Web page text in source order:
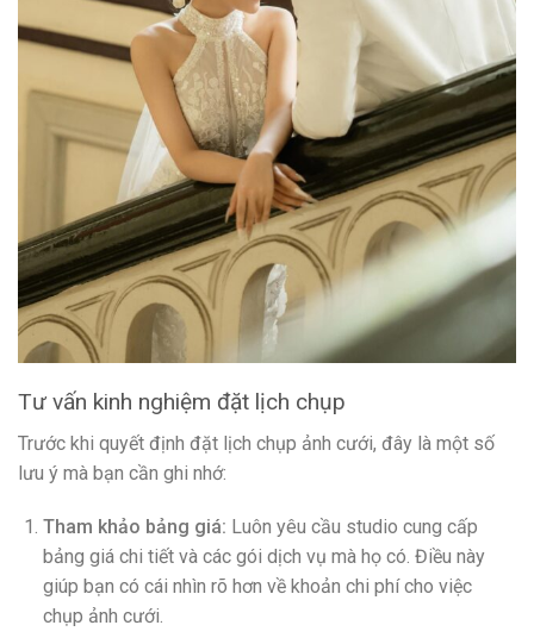
Tư vấn kinh nghiệm đặt lịch chụp
Trước khi quyết định đặt lịch chụp ảnh cưới, đây là một số
lưu ý mà bạn cần ghi nhớ:
Tham khảo bảng giá: Luôn yêu cầu studio cung cấp
bảng giá chi tiết và các gói dịch vụ mà họ có. Điều này
giúp bạn có cái nhìn rõ hơn về khoản chi phí cho việc
chụp ảnh cưới.